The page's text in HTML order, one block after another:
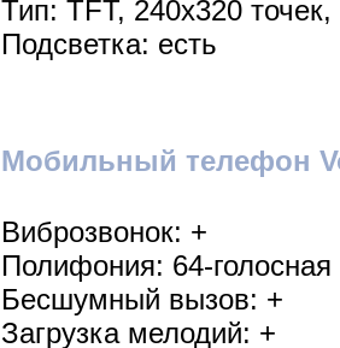
Тип: TFT, 240х320
Подсветка: есть
Мобильный телефон
Виброзвонок: +
Полифония: 64-голосная
Бесшумный вызов: +
Загрузка мелодий: +